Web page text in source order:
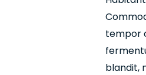
tempor
blandit,